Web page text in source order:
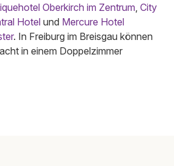
Oberkirch im Zentrum, City
Hotelund Mercure Hotel
. In Freiburg im Breisgau können
in einem Doppelzimmer